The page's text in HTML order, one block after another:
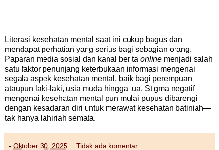
Literasi kesehatan mental saat ini cukup bagus dan
mendapat perhatian yang serius bagi sebagian orang.
Paparan media sosial dan kanal berita online menjadi salah
satu faktor penunjang keterbukaan informasi mengenai
segala aspek kesehatan mental, baik bagi perempuan
ataupun laki-laki, usia muda hingga tua. Stigma negatif
mengenai kesehatan mental pun mulai pupus dibarengi
dengan kesadaran diri untuk merawat kesehatan batiniah—
tak hanya lahiriah semata.
- Oktober 30, 2025 Tidak ada komentar: